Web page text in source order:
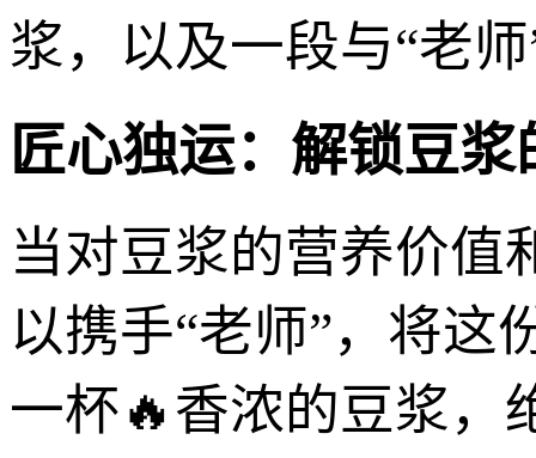
浆，以及一段与“老
匠心独运：解锁豆
当对豆浆的营养价值
以携手“老师”，将这
一杯🔥香浓的豆浆，